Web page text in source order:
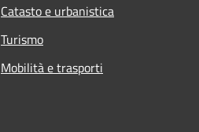
Catasto e urbanistica
Turismo
Mobilità e trasporti